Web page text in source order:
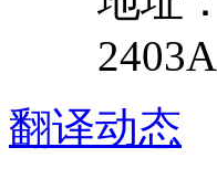
2403A
翻译动态